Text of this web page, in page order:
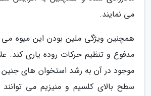
می نمایند.
همچنین ویژگی ملین بودن این میوه می
مدفوع و تنظیم حرکات روده یاری کند.
موجود در آن به رشد استخوان های جنین
سطح بالای کلسیم و منیزیم می توانند